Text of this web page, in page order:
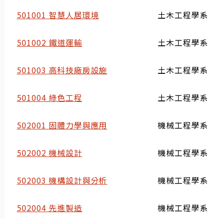
501001 智慧人居環境 土木工程學系
501002 鐵道運輸 土木工程學系
501003 高科技廠房設施 土木工程學系
501004 綠色工程 土木工程學系
502001 固體力學與應用 機械工程學系
502002 機械設計 機械工程學系
502003 機構設計與分析 機械工程學系
502004 先進製造 機械工程學系